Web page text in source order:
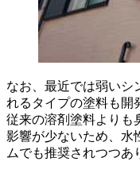
なお、最近では弱いシ
れるタイプの塗料も開
従来の溶剤塗料よりも
影響が少ないため、水
ムでも推奨されつつあ